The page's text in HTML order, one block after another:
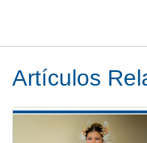
Artículos